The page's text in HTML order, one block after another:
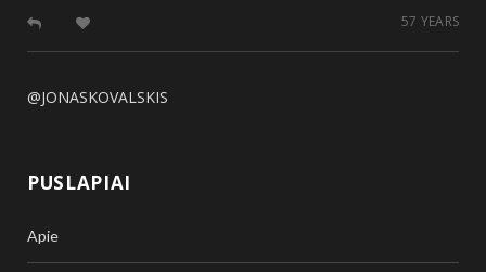
57 YEARS
@JONASKOVALSKIS
PUSLAPIAI
Apie